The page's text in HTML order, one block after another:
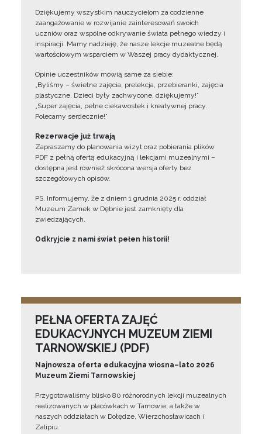
Dziękujemy wszystkim nauczycielom za codzienne
zaangażowanie w rozwijanie zainteresowań swoich
uczniów oraz wspólne odkrywanie świata pełnego wiedzy i
inspiracji. Mamy nadzieję, że nasze lekcje muzealne będą
wartościowym wsparciem w Waszej pracy dydaktycznej.
Opinie uczestników mówią same za siebie:
„Byliśmy – świetne zajęcia, prelekcja, przebieranki, zajęcia
plastyczne. Dzieci były zachwycone, dziękujemy!”
„Super zajęcia, pełne ciekawostek i kreatywnej pracy.
Polecamy serdecznie!”
Rezerwacje już trwają
Zapraszamy do planowania wizyt oraz pobierania plików
PDF z pełną ofertą edukacyjną i lekcjami muzealnymi –
dostępna jest również skrócona wersja oferty bez
szczegółowych opisów.
PS. Informujemy, że z dniem 1 grudnia 2025 r. oddział
Muzeum Zamek w Dębnie jest zamknięty dla
zwiedzających.
Odkryjcie z nami świat pełen historii!
PEŁNA OFERTA ZAJĘĆ
EDUKACYJNYCH MUZEUM ZIEMI
TARNOWSKIEJ (PDF)
Najnowsza oferta edukacyjna wiosna–lato 2026
Muzeum Ziemi Tarnowskiej
Przygotowaliśmy blisko 80 różnorodnych lekcji muzealnych
realizowanych w placówkach w Tarnowie, a także w
naszych oddziałach w Dołędze, Wierzchosławicach i
Zalipiu.